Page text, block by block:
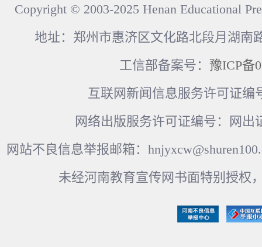
Copyright © 2003-2025 Henan Educational
地址：郑州市惠济区文化路北段月湖南
工信部备案号： 豫ICP备
互联网新闻信息服务许可证编
网络出版服务许可证编号：网出
网站不良信息举报邮箱：
未经河南教育宣传网书面特别授权